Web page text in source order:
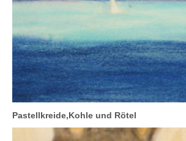
Pastellkreide,Kohle und Rötel